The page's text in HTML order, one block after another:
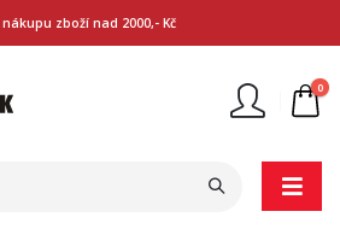
nákupu zboží nad 2000,- Kč
0